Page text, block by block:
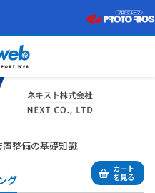
置整備の基礎知識
グ
カート
を見る